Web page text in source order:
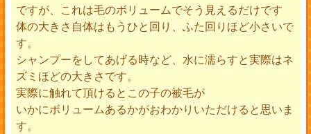
ですが、これは毛のボリュームでそう見えるだけです
体の大きさ自体はもうひと回り、ふた回りほど小さいで
す。
シャンプーをしてあげる時など、水に濡らすと実際はネ
ズミほどの大きさです。
実際に触れて頂けるとこの子の被毛が
いかにボリュームあるかがおわかりいただけると思いま
す。